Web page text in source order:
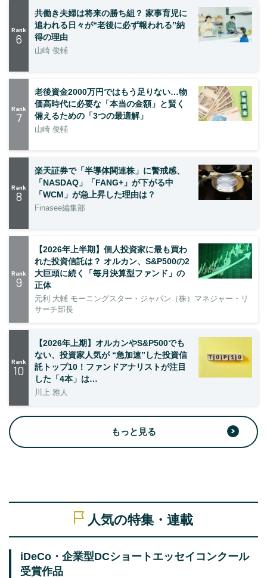
Rank
6
共働き夫婦は将来の勝ち組？ 家事育児に
追われる日々が“老後に必ず報われる”納
得の理由
山崎 俊輔
Rank
7
老後資金2000万円ではもう足りない…物
価高時代に必要な「本当の金額」と賢く
備えるための「3つの最適解」
山崎 俊輔
Rank
8
楽天証券で「半導体関連株」に警戒感、
「NASDAQ」「FANG+」が下がる中
「WCM」が急上昇した理由は？
Finasee編集部
Rank
9
【2026年上半期】個人投資家に最も買わ
れた投資信託は？ オルカン、S&P500の2
大巨頭に続く「毎月決算型ファンド」の
正体
元利 大輔 モーニングスター・ジャパン（株）マネジャー・リ
サーチ部長
Rank
10
【2026年上期】オルカンやS&P500でも
ない、投資家人気が “急加速”した投資信
託トップ10！ファンドアナリストが注目
した「4本」は…
川上 雅人
もっと見る
人気の特集・連載
iDeCo・企業型DCショートエッセイコンクール
受賞作品